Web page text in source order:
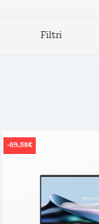
Filtri
-69,58€